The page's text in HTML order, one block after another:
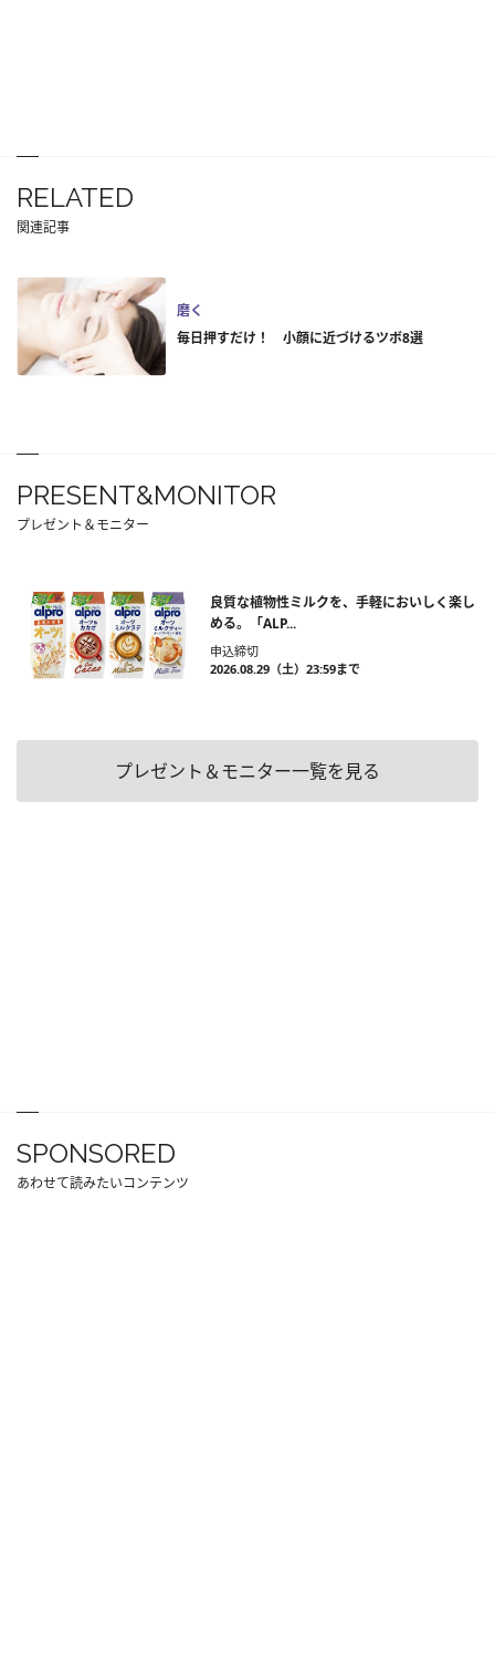
RELATED
関連記事
磨く
毎日押すだけ！ 小顔に近づけるツボ8選
PRESENT&MONITOR
プレゼント＆モニター
良質な植物性ミルクを、手軽においしく楽し
める。「ALP...
申込締切
2026.08.29（土）23:59まで
プレゼント＆モニター一覧を見る
SPONSORED
あわせて読みたいコンテンツ